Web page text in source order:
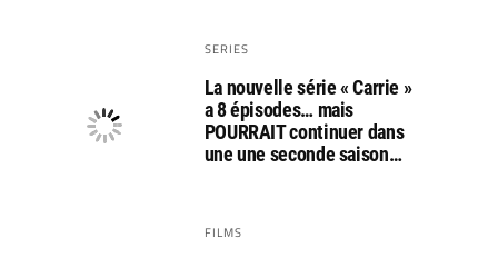
SERIES
La nouvelle série « Carrie »
a 8 épisodes… mais
POURRAIT continuer dans
une une seconde saison…
FILMS